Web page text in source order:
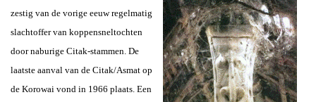
zestig van de vorige eeuw regelmatig
slachtoffer van koppensneltochten
door naburige Citak-stammen. De
laatste aanval van de Citak/Asmat op
de Korowai vond in 1966 plaats. Een